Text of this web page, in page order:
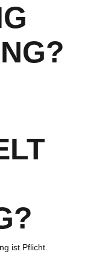
ist Pflicht.